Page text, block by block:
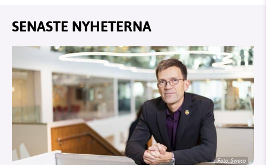
SENASTE NYHETERNA
Foto: Sweco